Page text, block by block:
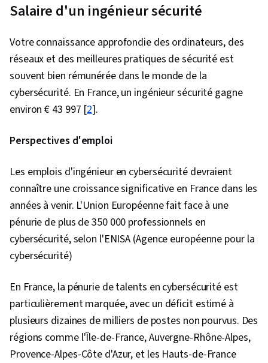
Salaire d'un ingénieur sécurité
Votre connaissance approfondie des ordinateurs, des
réseaux et des meilleures pratiques de sécurité est
souvent bien rémunérée dans le monde de la
cybersécurité. En France, un ingénieur sécurité gagne
environ € 43 997 [2].
Perspectives d'emploi
Les emplois d'ingénieur en cybersécurité devraient
connaître une croissance significative en France dans les
années à venir. L'Union Européenne fait face à une
pénurie de plus de 350 000 professionnels en
cybersécurité, selon l'ENISA (Agence européenne pour la
cybersécurité)
En France, la pénurie de talents en cybersécurité est
particulièrement marquée, avec un déficit estimé à
plusieurs dizaines de milliers de postes non pourvus. Des
régions comme l'Île-de-France, Auvergne-Rhône-Alpes,
Provence-Alpes-Côte d'Azur, et les Hauts-de-France